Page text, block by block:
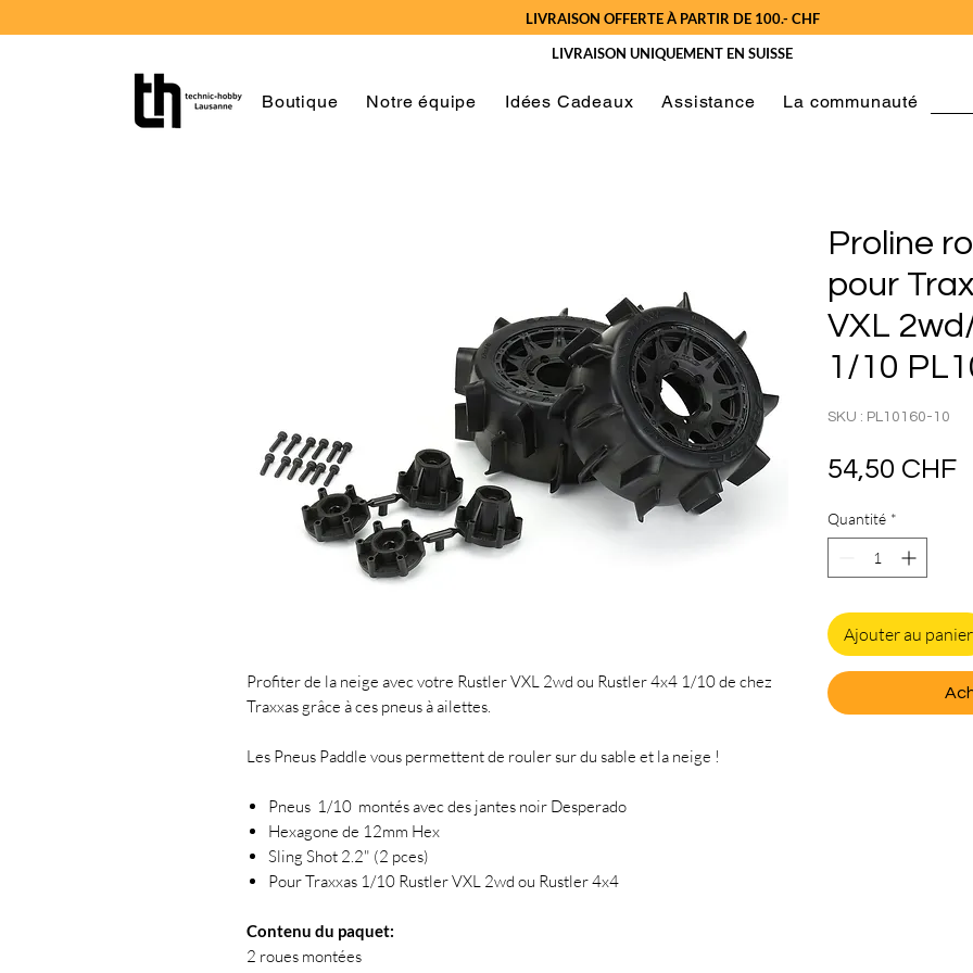
LIVRAISON OFFERTE À PARTIR DE 100.- CHF
LIVRAISON UNIQUEMENT EN SUISSE
Boutique Notre équipe Idées Cadeaux Assistance La communauté
Profiter de la neige avec votre Rustler VXL 2wd ou Rustler 4x4 1/10 de chez
Traxxas grâce à ces pneus à ailettes.
Les Pneus Paddle vous permettent de rouler sur du sable et la neige !
Pneus 1/10 montés avec des jantes noir Desperado
Hexagone de 12mm Hex
Sling Shot 2.2" (2 pces)
Pour Traxxas 1/10 Rustler VXL 2wd ou Rustler 4x4
Contenu du paquet:
2 roues montées
Proline
pour
VXL
1/10
SKU : PL10160-10
54,50 CHF
Quantité *
Ajouter au panier